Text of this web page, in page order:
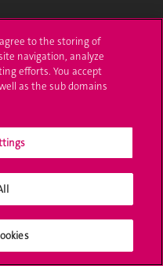
agree to the storing of
navigation, analyze
efforts. You accept
as the sub domains